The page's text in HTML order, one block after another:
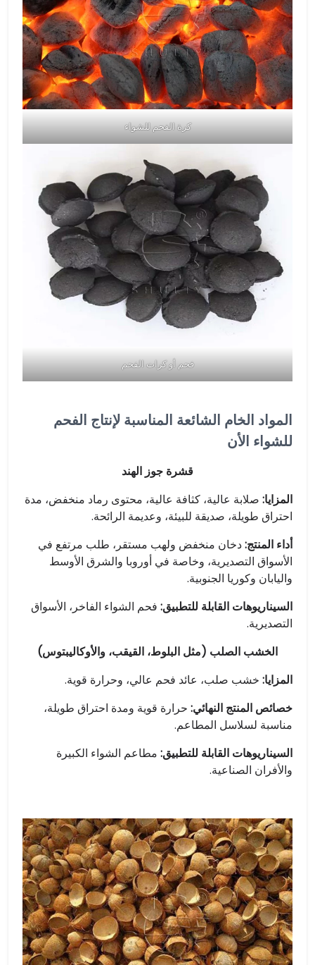
كرة الفحم للشواء
فحم أو كرات الفحم
المواد الخام الشائعة المناسبة لإنتاج الفحم
للشواء الأن
قشرة جوز الهند
المزايا: صلابة عالية، كثافة عالية، محتوى رماد منخفض، مدة
احتراق طويلة، صديقة للبيئة، وعديمة الرائحة.
أداء المنتج:دخان منخفض ولهب مستقر، طلب مرتفع في
الأسواق التصديرية، وخاصة في أوروبا والشرق الأوسط
واليابان وكوريا الجنوبية.
السيناريوهات القابلة للتطبيق: فحم الشواء الفاخر، الأسواق
التصديرية.
الخشب الصلب (مثل البلوط، القيقب، والأوكاليبتوس)
المزايا: خشب صلب، عائد فحم عالي، وحرارة قوية.
خصائص المنتج النهائي: حرارة قوية ومدة احتراق طويلة،
مناسبة لسلاسل المطاعم.
السيناريوهات القابلة للتطبيق: مطاعم الشواء الكبيرة
والأفران الصناعية.